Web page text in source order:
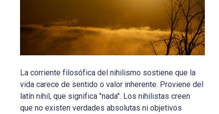
La corriente filosófica del nihilismo sostiene que la
vida carece de sentido o valor inherente. Proviene del
latín nihil, que significa "nada". Los nihilistas creen
que no existen verdades absolutas ni objetivos